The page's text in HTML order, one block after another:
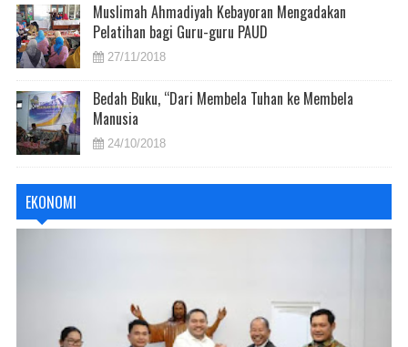
Muslimah Ahmadiyah Kebayoran Mengadakan
Pelatihan bagi Guru-guru PAUD
27/11/2018
Bedah Buku, “Dari Membela Tuhan ke Membela
Manusia
24/10/2018
EKONOMI